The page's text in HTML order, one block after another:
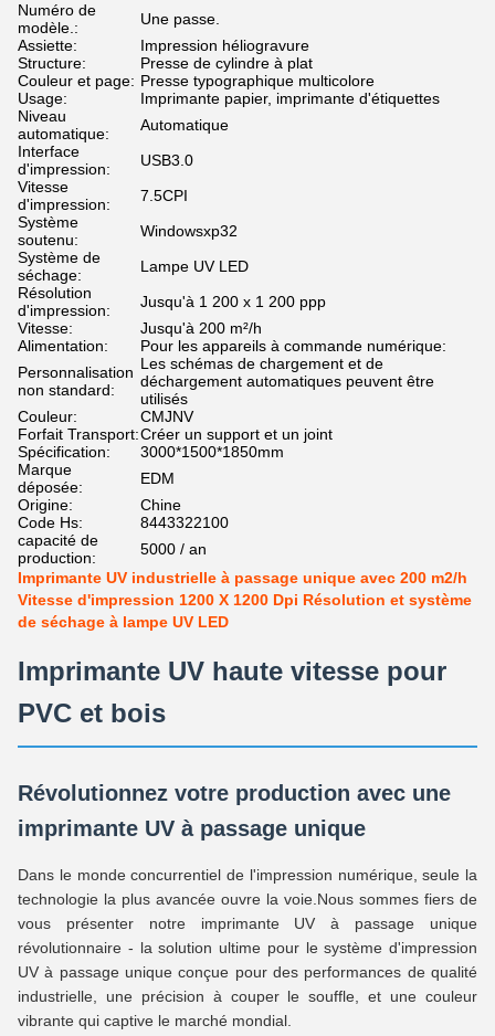
Numéro de
modèle.:
Une passe.
Assiette:
Impression héliogravure
Structure:
Presse de cylindre à plat
Couleur et page: Presse typographique multicolore
Usage:
Imprimante papier, imprimante d'étiquettes
Niveau
automatique:
Automatique
Interface
d'impression:
USB3.0
Vitesse
d'impression:
7.5CPI
Système
soutenu:
Windowsxp32
Système de
séchage:
Lampe UV LED
Résolution
d'impression:
Jusqu'à 1 200 x 1 200 ppp
Vitesse:
Jusqu'à 200 m²/h
Alimentation:
Pour les appareils à commande numérique:
Personnalisation
non standard:
Les schémas de chargement et de
déchargement automatiques peuvent être
utilisés
Couleur:
CMJNV
Forfait Transport:Créer un support et un joint
Spécification:
3000*1500*1850mm
Marque
déposée:
EDM
Origine:
Chine
Code Hs:
8443322100
capacité de
production:
5000 / an
Imprimante UV industrielle à passage unique avec 200 m2/h
Vitesse d'impression 1200 X 1200 Dpi Résolution et système
de séchage à lampe UV LED
Imprimante UV haute vitesse pour
PVC et bois
Révolutionnez votre production avec une
imprimante UV à passage unique
Dans le monde concurrentiel de l'impression numérique, seule la
technologie la plus avancée ouvre la voie.Nous sommes fiers de
vous présenter notre imprimante UV à passage unique
révolutionnaire - la solution ultime pour le système d'impression
UV à passage unique conçue pour des performances de qualité
industrielle, une précision à couper le souffle, et une couleur
vibrante qui captive le marché mondial.